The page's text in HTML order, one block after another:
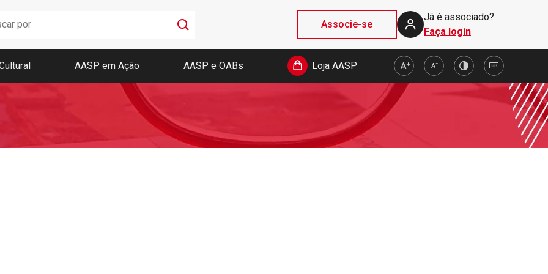
Associe-se
Já é associado?
Faça login
Boletim AASP
Coleção de Códigos de Bolso
Revista da AASP
AASP em Ação AASP e OABs Loja AASP